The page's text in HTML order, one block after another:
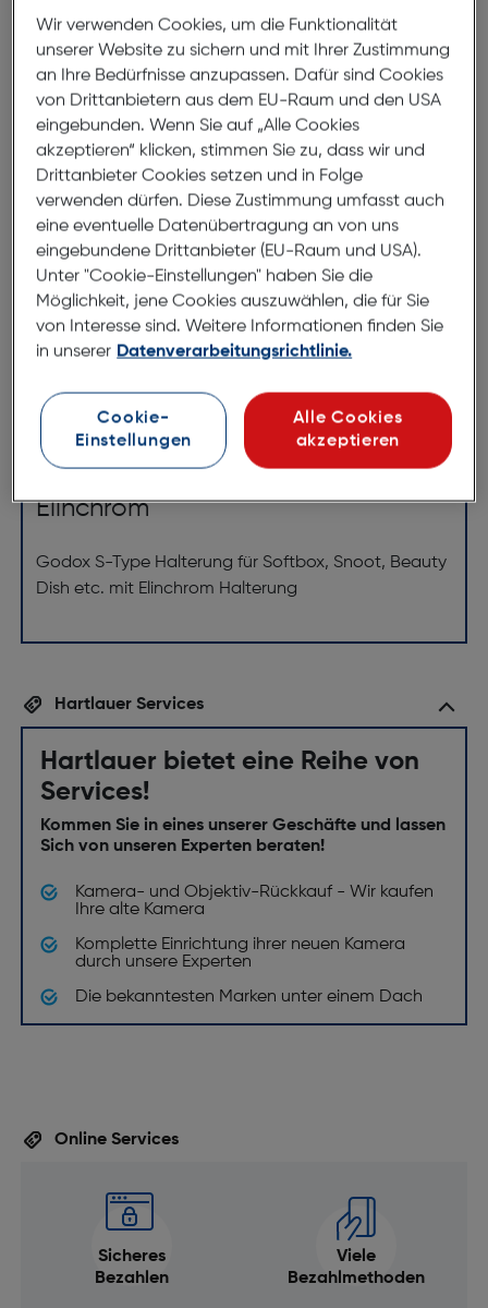
Nach Hause liefern
Selbstabholung in Verfügbarkeit prüfen
Produktbeschreibung
GODOX Elinchrom Halterung für
Softbox, Snoot, Beauty Dish
ArtNr.: 240109281
S-Type Speedlight Bracket
Elinchrom
Godox S-Type Halterung für Softbox, Snoot, Beauty
Dish etc. mit Elinchrom Halterung
Hartlauer Services
Hartlauer bietet eine Reihe von
Services!
Kommen Sie in eines unserer Geschäfte und lassen
Sich von unseren Experten beraten!
Kamera- und Objektiv-Rückkauf - Wir kaufen
Ihre alte Kamera
Komplette Einrichtung ihrer neuen Kamera
durch unsere Experten
Die bekanntesten Marken unter einem Dach
Online Services
Sicheres
Bezahlen
Viele
Bezahlmethoden
Wir verwenden Cookies, um die Funktionalität
unserer Website zu sichern und mit Ihrer Zustimmung
an Ihre Bedürfnisse anzupassen. Dafür sind Cookies
von Drittanbietern aus dem EU-Raum und den USA
eingebunden. Wenn Sie auf „Alle Cookies
akzeptieren“ klicken, stimmen Sie zu, dass wir und
Drittanbieter Cookies setzen und in Folge
verwenden dürfen. Diese Zustimmung umfasst auch
eine eventuelle Datenübertragung an von uns
eingebundene Drittanbieter (EU-Raum und USA).
Unter "Cookie-Einstellungen" haben Sie die
Möglichkeit, jene Cookies auszuwählen, die für Sie
von Interesse sind. Weitere Informationen finden Sie
in unserer Datenverarbeitungsrichtlinie.
Cookie-
Einstellungen
Alle Cookies
akzeptieren